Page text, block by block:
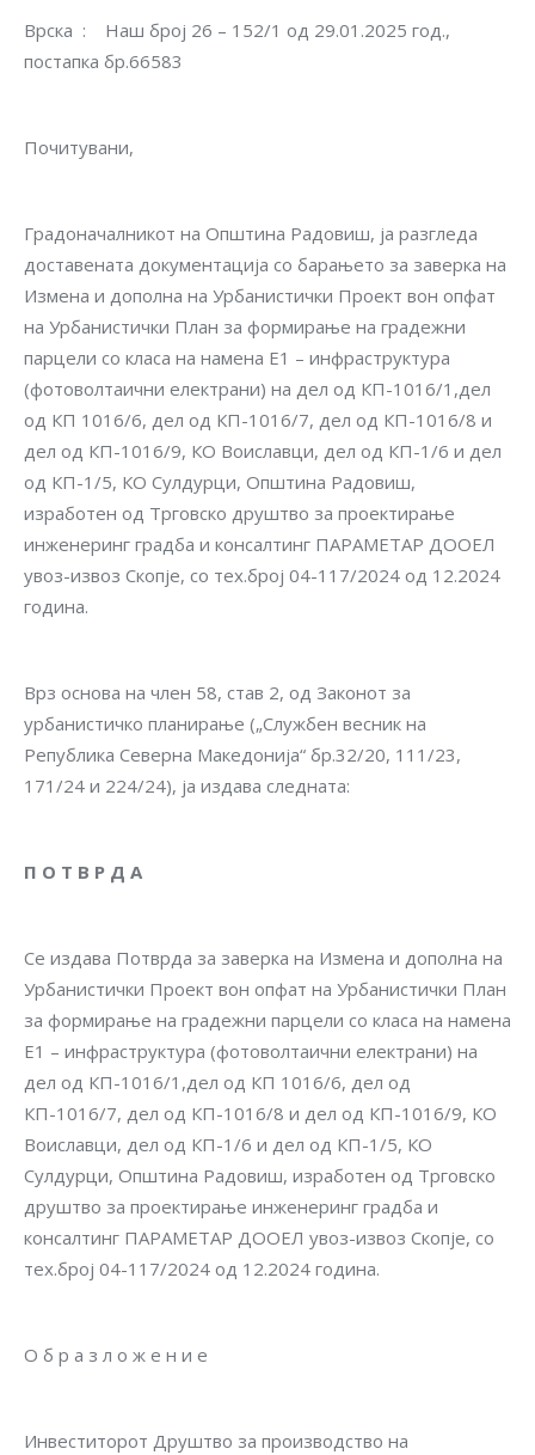
Врска : Наш број 26 – 152/1 од 29.01.2025 год.,
постапка бр.66583
Почитувани,
Градоначалникот на Општина Радовиш, ја разгледа
доставената дoкументација со барањето за заверка на
Измена и дополна на Урбанистички Проект вон опфат
на Урбанистички План за формирање на градежни
парцели со класа на намена Е1 – инфраструктура
(фотоволтаични електрани) на дел од КП-1016/1,дел
од КП 1016/6, дел од КП-1016/7, дел од КП-1016/8 и
дел од КП-1016/9, КО Воиславци, дел од КП-1/6 и дел
од КП-1/5, КО Сулдурци, Општина Радовиш,
изработен од Трговско друштво за проектирање
инженеринг градба и консалтинг ПАРАМЕТАР ДООЕЛ
увоз-извоз Скопје, со тех.број 04-117/2024 од 12.2024
година.
Врз основа на член 58, став 2, од Законот за
урбанистичко планирање („Службен весник на
Република Северна Македонија“ бр.32/20, 111/23,
171/24 и 224/24), ја издава следната:
П О Т В Р Д А
Се издава Потврда за заверка на Измена и дополна на
Урбанистички Проект вон опфат на Урбанистички План
за формирање на градежни парцели со класа на намена
Е1 – инфраструктура (фотоволтаични електрани) на
дел од КП-1016/1,дел од КП 1016/6, дел од
КП-1016/7, дел од КП-1016/8 и дел од КП-1016/9, КО
Воиславци, дел од КП-1/6 и дел од КП-1/5, КО
Сулдурци, Општина Радовиш, изработен од Трговско
друштво за проектирање инженеринг градба и
консалтинг ПАРАМЕТАР ДООЕЛ увоз-извоз Скопје, со
тех.број 04-117/2024 од 12.2024 година.
О б р а з л о ж е н и е
Инвеститорот Друштво за производство на